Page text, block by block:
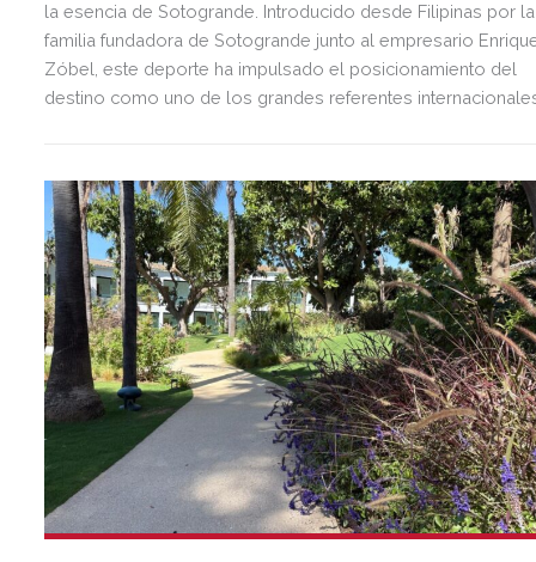
la esencia de Sotogrande. Introducido desde Filipinas por la
familia fundadora de Sotogrande junto al empresario
Zóbel, este deporte ha impulsado el posicionamiento del
destino como uno de los grandes referentes
exclusiva agenda social.